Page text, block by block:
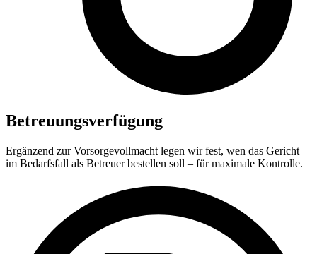
Betreuungsverfügung
Ergänzend zur Vorsorgevollmacht legen wir fest, wen das Gericht
im Bedarfsfall als Betreuer bestellen soll – für maximale Kontrolle.